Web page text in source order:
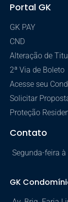
Portal GK
GK PAY
CND
Alteração de
2ª Via de Boleto
Acesse seu
Solicitar
Proteção
Contato
Segunda-feira
GK